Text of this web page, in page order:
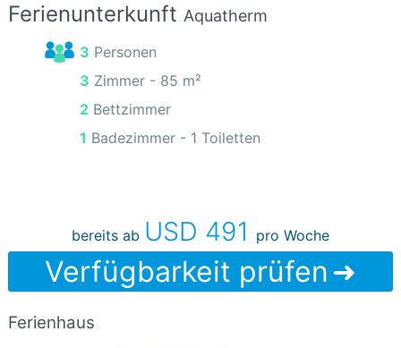
Ferienunterkunft Aquatherm
3 Personen
3 Zimmer - 85 m²
2 Bettzimmer
1 Badezimmer - 1 Toiletten
bereits ab USD 491 pro Woche
Verfügbarkeit prüfen
Ferienhaus